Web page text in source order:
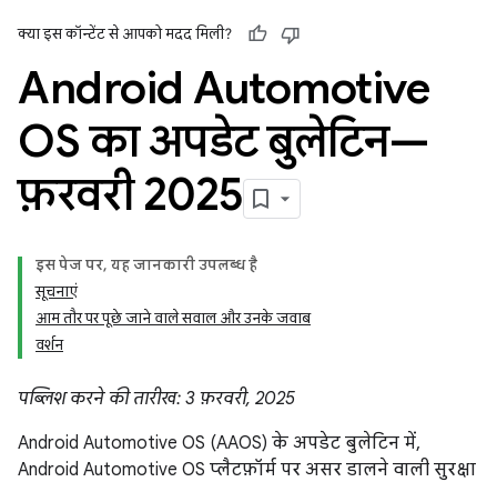
क्या इस कॉन्टेंट से आपको मदद मिली?
Android Automotive
OS का अपडेट बुलेटिन—
फ़रवरी 2025
इस पेज पर, यह जानकारी उपलब्ध है
सूचनाएं
आम तौर पर पूछे जाने वाले सवाल और उनके जवाब
वर्शन
पब्लिश करने की तारीख: 3 फ़रवरी, 2025
Android Automotive OS (AAOS) के अपडेट बुलेटिन में,
Android Automotive OS प्लैटफ़ॉर्म पर असर डालने वाली सुरक्षा